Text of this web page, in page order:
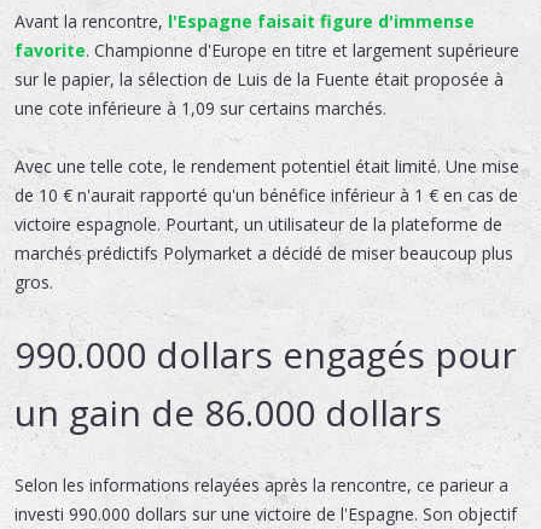
Avant la rencontre, l'Espagne faisait figure d'immense
favorite. Championne d'Europe en titre et largement supérieure
sur le papier, la sélection de Luis de la Fuente était proposée à
une cote inférieure à 1,09 sur certains marchés.
Avec une telle cote, le rendement potentiel était limité. Une mise
de 10 € n'aurait rapporté qu'un bénéfice inférieur à 1 € en cas de
victoire espagnole. Pourtant, un utilisateur de la plateforme de
marchés prédictifs Polymarket a décidé de miser beaucoup plus
gros.
990.000 dollars engagés pour
un gain de 86.000 dollars
Selon les informations relayées après la rencontre, ce parieur a
investi 990.000 dollars sur une victoire de l'Espagne. Son objectif